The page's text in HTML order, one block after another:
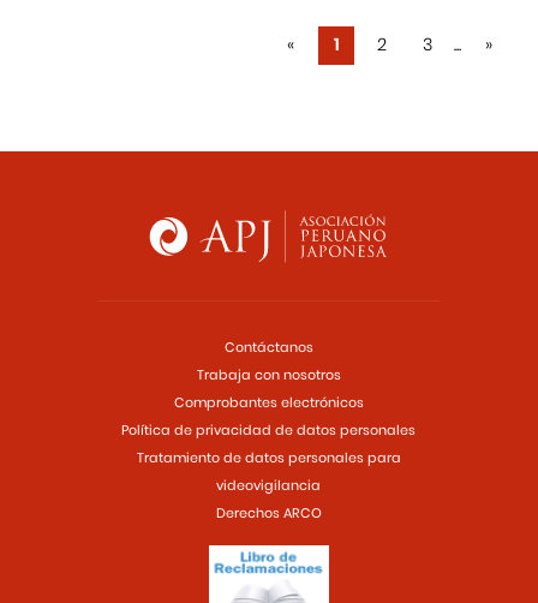
« 1 2 3 ... »
Contáctanos
Trabaja con nosotros
Comprobantes electrónicos
Política de privacidad de datos personales
Tratamiento de datos personales para
videovigilancia
Derechos ARCO